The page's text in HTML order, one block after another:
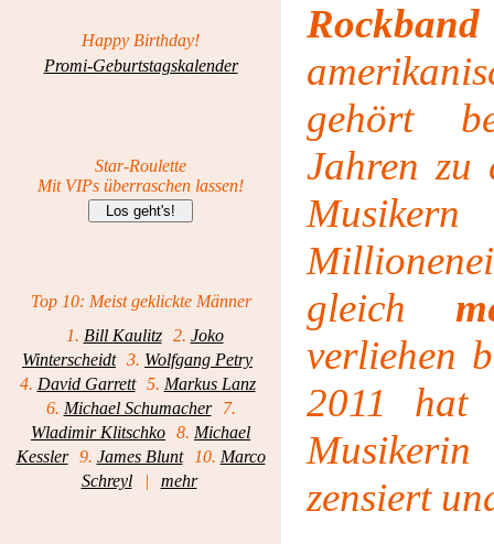
Happy Birthday!
Promi-Geburtstagskalender
Star-Roulette
Mit VIPs überraschen lassen!
Top 10: Meist geklickte Männer
1. Bill Kaulitz 2. Joko
Winterscheidt 3. Wolfgang Petry
4. David Garrett 5. Markus Lanz
6. Michael Schumacher
7.
Wladimir Klitschko 8. Michael
Kessler
9. James Blunt 10. Marco
Schreyl
| mehr
Rockband
gehört
Jahren zu
gleich
verliehen
2011 hat
zensiert